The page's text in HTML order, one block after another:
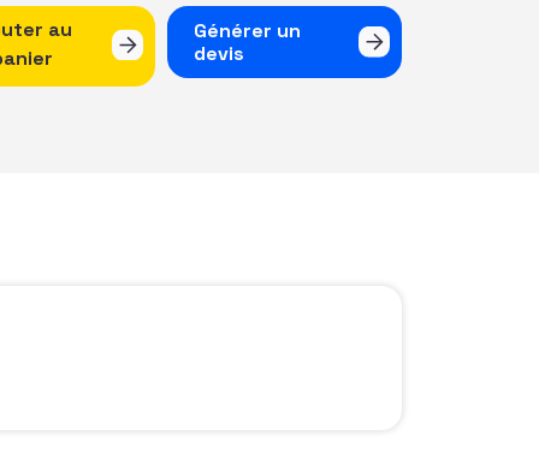
Séminaire francophone de la collecte de fonds 100%
au
Générer un
devis